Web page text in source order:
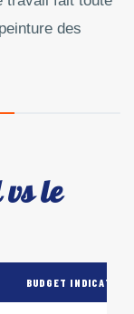
des
le
BUDGET INDICATIF